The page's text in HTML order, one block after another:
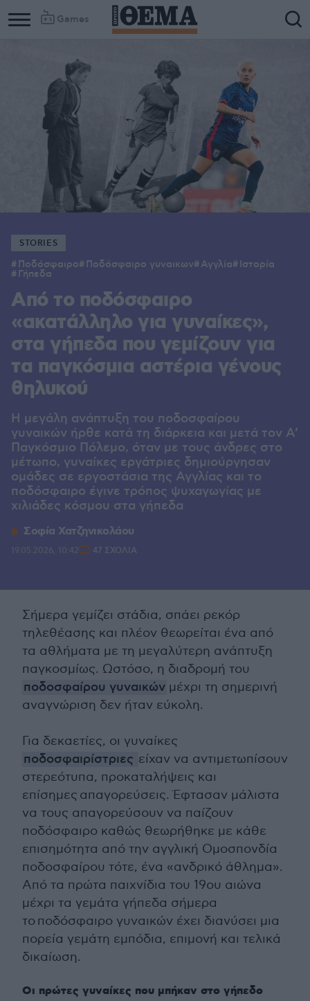
Games
STORIES
Ποδόσφαιρο Ποδόσφαιρο γυναικων Αγγλία Ιστορία
Γήπεδα
Από το ποδόσφαιρο
«ακατάλληλο για γυναίκες»,
στα γήπεδα που γεμίζουν για
τα παγκόσμια αστέρια γένους
θηλυκού
Η μεγάλη ανάπτυξη του ποδοσφαίρου
γυναικών ήρθε κατά τη διάρκεια και μετά τον Α’
Παγκόσμιο Πόλεμο, όταν με τους άνδρες στο
μέτωπο, γυναίκες εργάτριες δημιούργησαν
ομάδες σε εργοστάσια της Αγγλίας και το
ποδόσφαιρο έγινε τρόπος ψυχαγωγίας με
χιλιάδες κόσμου στα γήπεδα
Σοφία Χατζηνικολάου
47 ΣΧΟΛΙΑ
Σήμερα γεμίζει στάδια, σπάει ρεκόρ
τηλεθέασης και πλέον θεωρείται ένα από
τα αθλήματα με τη μεγαλύτερη ανάπτυξη
παγκοσμίως. Ωστόσο, η διαδρομή του
ποδοσφαίρου γυναικών μέχρι τη σημερινή
αναγνώριση δεν ήταν εύκολη.
Για δεκαετίες, οι γυναίκες
ποδοσφαιρίστριες είχαν να αντιμετωπίσουν
στερεότυπα, προκαταλήψεις και
επίσημες απαγορεύσεις. Έφτασαν μάλιστα
να τους απαγορεύσουν να παίζουν
ποδόσφαιρο καθώς θεωρήθηκε με κάθε
επισημότητα από την αγγλική Ομοσπονδία
ποδοσφαίρου τότε, ένα «ανδρικό άθλημα».
Από τα πρώτα παιχνίδια του 19ου αιώνα
μέχρι τα γεμάτα γήπεδα σήμερα
το ποδόσφαιρο γυναικών έχει διανύσει μια
πορεία γεμάτη εμπόδια, επιμονή και τελικά
δικαίωση.
Οι πρώτες γυναίκες που μπήκαν στο γήπεδο